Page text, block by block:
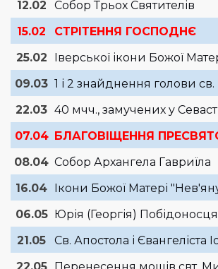
12.02
Собор Трьох Святителів
15.02
СТРІТЕННЯ ГОСПОДНЄ
25.02
Іверської ікони Божої
09.03 1 і 2 знайднення голови св.
22.03 40 мчч., замучених у
07.04
БЛАГОВІЩЕННЯ
08.04 Собор Архангела Гавриїла
16.04
Ікони Божої Матері
06.05
Юрія (Георгія)
21.05
Св. Апостола і Євангеліста